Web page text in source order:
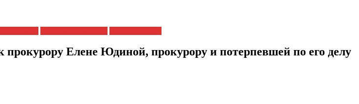
Елене Юдиной, прокурору и потерпевшей по его делу